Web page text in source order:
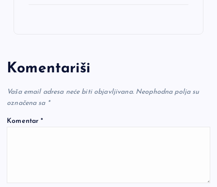
Komentariši
Vaša email adresa neće biti objavljivana. Neophodna polja su
označena sa *
Komentar*